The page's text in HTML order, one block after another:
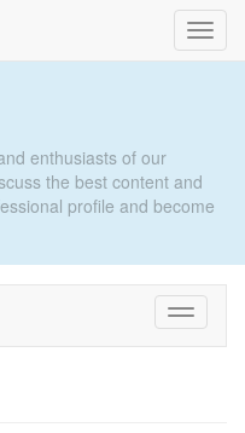
enthusiasts of our
the best content and
profile and become
切
换